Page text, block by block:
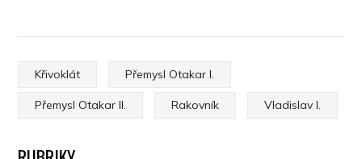
Křivoklát Přemysl Otakar I.
Přemysl Otakar II. Rakovník Vladislav I.